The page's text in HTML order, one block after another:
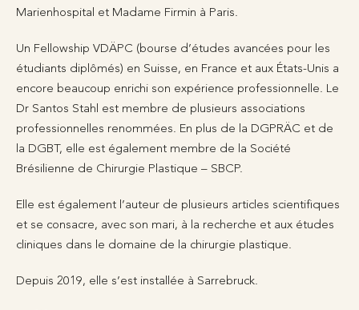
Marienhospital et Madame Firmin à Paris.
Un Fellowship VDÄPC (bourse d’études avancées pour les
étudiants diplômés) en Suisse, en France et aux États-Unis a
encore beaucoup enrichi son expérience professionnelle. Le
Dr Santos Stahl est membre de plusieurs associations
professionnelles renommées. En plus de la DGPRÄC et de
la DGBT, elle est également membre de la Société
Brésilienne de Chirurgie Plastique – SBCP.
Elle est également l’auteur de plusieurs articles scientifiques
et se consacre, avec son mari, à la recherche et aux études
cliniques dans le domaine de la chirurgie plastique.
Depuis 2019, elle s’est installée à Sarrebruck.